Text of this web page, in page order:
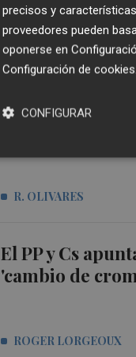
RAMON OLIVARES
Más de 18.000
ayuda estatal
R. OLIVARES
El PP y Cs
'cambio de
ROGER LORGEOUX
precisos y
proveedores pueden
oponerse en
Configuración de cookies
CONFIGURAR